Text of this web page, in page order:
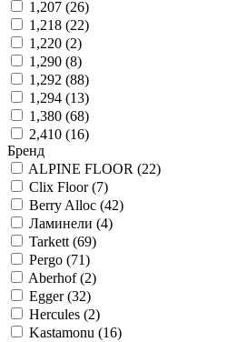
1,207 (26)
1,218 (22)
1,220 (2)
1,290 (8)
1,292 (88)
1,294 (13)
1,380 (68)
2,410 (16)
Бренд
ALPINE FLOOR (22)
Clix Floor(7)
Berry Alloc (42)
Ламинели (4)
Tarkett(69)
Pergo (71)
Aberhof(2)
Egger(32)
Hercules (2)
Kastamonu (16)